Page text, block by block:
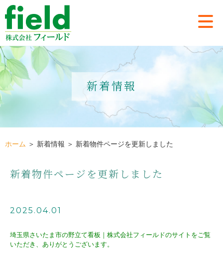
新着情報
ホーム ＞ 新着情報 ＞ 新着物件ページを更新しました
新着物件ページを更新しました
2025.04.01
埼玉県さいたま市の野立て看板｜株式会社フィールドのサイトをご覧
いただき、ありがとうございます。